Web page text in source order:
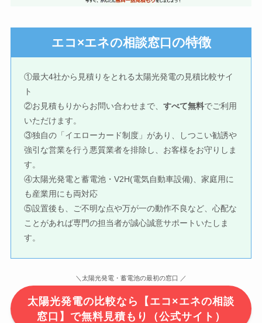
エコ×エネの相談窓口の特徴
①最大4社から見積りをとれる太陽光発電の見積比較サイ
ト
②お見積もりからお問い合わせまで、すべて無料でご利用
いただけます。
③独自の「イエローカード制度」があり、しつこい勧誘や
強引な営業を行う悪質業者を排除し、お客様をお守りしま
す。
④太陽光発電と蓄電池・V2H(電気自動車設備)、家庭用に
も産業用にも両対応
⑤設置後も、ご不明な点や万が一の動作不良など、心配な
ことがあれば専門の担当者が誠心誠意サポートいたしま
す。
＼太陽光発電・蓄電池の最初の窓口 ／
太陽光発電の比較なら【エコ×エネの相談
窓口】で無料見積もり（公式サイト）